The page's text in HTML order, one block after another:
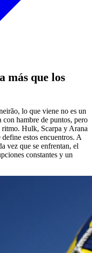
más que los
lo que viene no es un
hambre de puntos, pero
Hulk, Scarpa y Arana
estos encuentros. A
vez que se enfrentan, el
constantes y un